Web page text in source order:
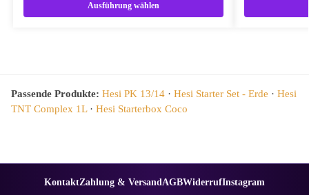
Ausführung wählen
Passende Produkte: Hesi PK 13/14 · Hesi Starter Set - Erde · Hesi
TNT Complex 1L· Hesi Starterbox Coco
KontaktZahlung & VersandAGBWiderrufInstagram